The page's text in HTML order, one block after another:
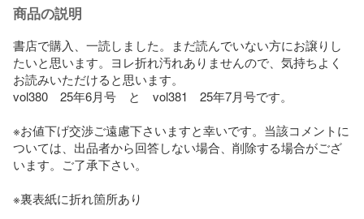
商品の説明
書店で購入、一読しました。まだ読んでいない方にお譲りし
たいと思います。ヨレ折れ汚れありませんので、気持ちよく
お読みいただけると思います。
vol380　25年6月号　と　vol381　25年7月号です。
※お値下げ交渉ご遠慮下さいますと幸いです。当該コメントに
ついては、出品者から回答しない場合、削除する場合がござ
います。ご了承下さい。
※裏表紙に折れ箇所あり